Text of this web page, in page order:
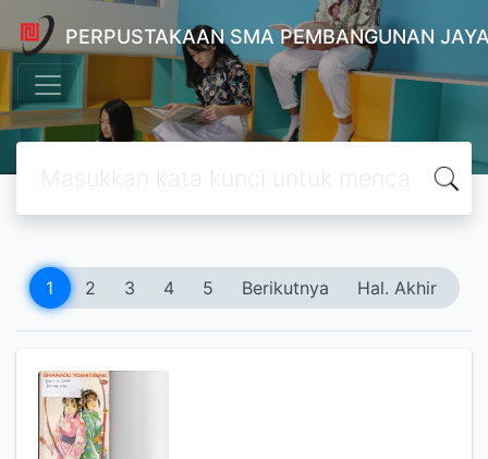
PERPUSTAKAAN SMA PEMBANGUNAN
1 2 3 4 5 Berikutnya Hal. Akhir